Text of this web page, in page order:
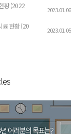
황 (2022
2023.01.06
료 현황 (20
2023.01.05